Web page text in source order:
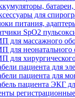
для
питания,
SpO2
для массажного
для неонатального
для
пациента для
пациента для
пациента ЭКГ